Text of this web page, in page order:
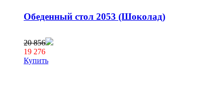
Обеденный стол 2053 (Шоколад)
20 856
19 276
Купить